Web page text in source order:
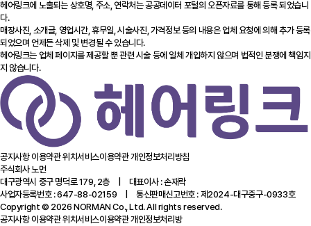
헤어링크에 노출되는 상호명, 주소, 연락처는 공공데이터 포털의 오픈자료를 통해 등록 되었습니
다.
매장사진, 소개글, 영업시간, 휴무일, 시술사진, 가격정보 등의 내용은 업체 요청에 의해 추가 등록
되었으며 언제든 삭제 및 변경될 수 있습니다.
헤어링크는 업체 페이지를 제공할 뿐 관련 시술 등에 일체 개입하지 않으며 법적인 분쟁에 책임지
지 않습니다.
공지사항이용약관위치서비스이용약관개인정보처리방침
주식회사 노먼
대구광역시 중구 명덕로 179, 2층 | 대표이사 : 손재락
사업자등록번호 : 647-88-02159 | 통신판매신고번호 : 제2024-대구중구-0933호
Copyright © 2026 NORMAN Co., Ltd. All rights reserved.
공지사항이용약관위치서비스이용약관개인정보처리방